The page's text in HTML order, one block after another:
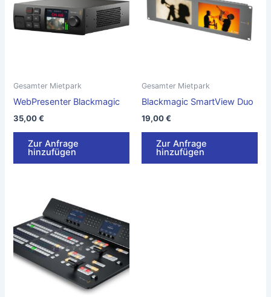
Gesamter Mietpark
WebPresenter Blackmagic
35,00€
Zur Anfrage
hinzufügen
Gesamter Mietpark
Blackmagic SmartView Duo
19,00€
Zur Anfrage
hinzufügen